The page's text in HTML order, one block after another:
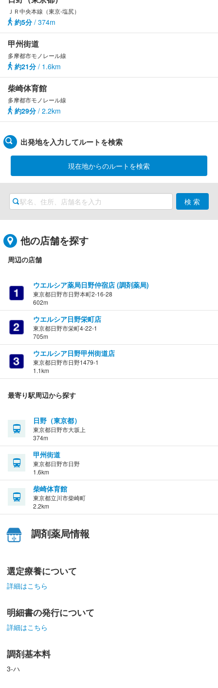
ＪＲ中央本線（東京-塩尻）
約5分 / 374m
甲州街道
多摩都市モノレール線
約21分 / 1.6km
柴崎体育館
多摩都市モノレール線
約29分 / 2.2km
出発地を入力してルートを検索
現在地からのルートを検索
他の店舗を探す
周辺の店舗
ウエルシア薬局日野仲宿店 (調剤薬局)
東京都日野市日野本町2-16-28
602m
ウエルシア日野栄町店
東京都日野市栄町4-22-1
705m
ウエルシア日野甲州街道店
東京都日野市日野1479-1
1.1km
最寄り駅周辺から探す
日野（東京都）
東京都日野市大坂上
374m
甲州街道
東京都日野市日野
1.6km
柴崎体育館
東京都立川市柴崎町
2.2km
調剤薬局情報
選定療養について
詳細はこちら
明細書の発行について
詳細はこちら
調剤基本料
3-ハ